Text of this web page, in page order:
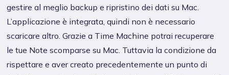
gestire al meglio backup e ripristino dei dati su Mac.
L’applicazione è integrata, quindi non è necessario
scaricare altro. Grazie a Time Machine potrai recuperare
le tue Note scomparse su Mac. Tuttavia la condizione da
rispettare e aver creato precedentemente un punto di